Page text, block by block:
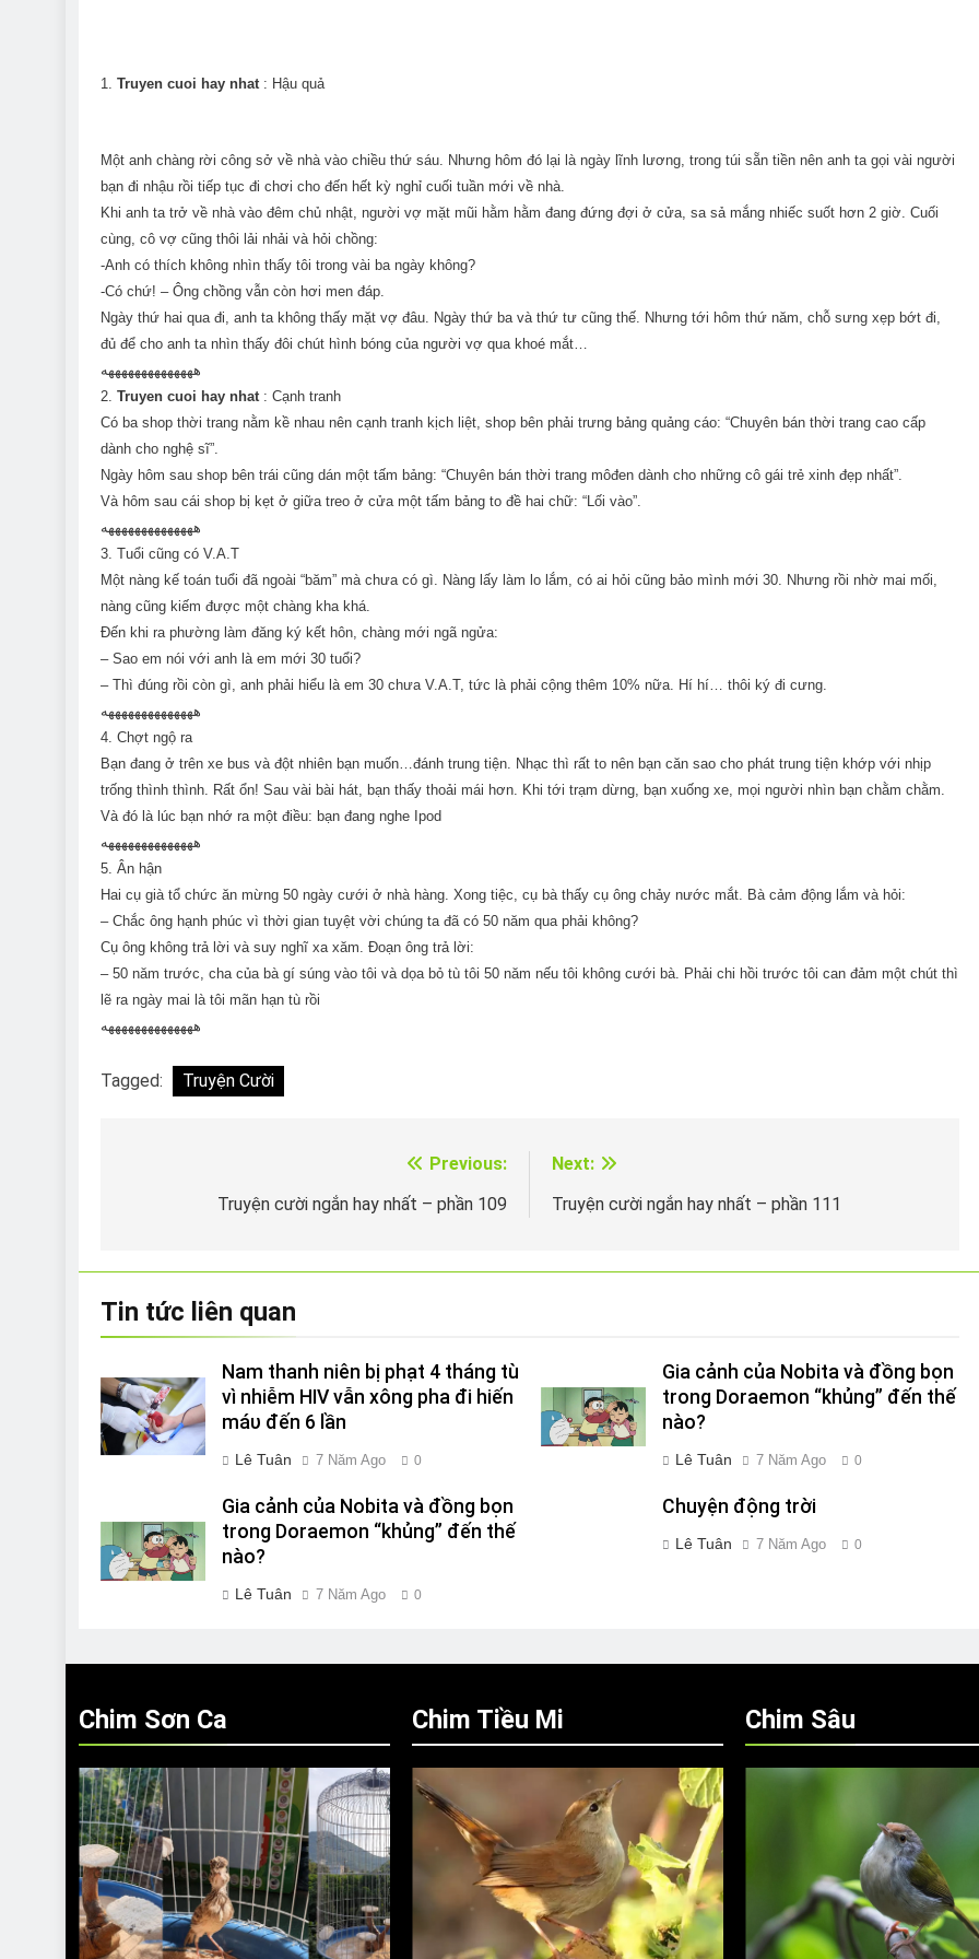
1. Truyen cuoi hay nhat: Hậu quả
Một anh chàng rời công sở về nhà vào chiều thứ sáu. Nhưng hôm đó lại là ngày lĩnh lương, trong túi sẵn tiền nên anh ta gọi vài người
bạn đi nhậu rồi tiếp tục đi chơi cho đến hết kỳ nghỉ cuối tuần mới về nhà.
Khi anh ta trở về nhà vào đêm chủ nhật, người vợ mặt mũi hằm hằm đang đứng đợi ở cửa, sa sả mắng nhiếc suốt hơn 2 giờ. Cuối
cùng, cô vợ cũng thôi lải nhải và hỏi chồng:
-Anh có thích không nhìn thấy tôi trong vài ba ngày không?
-Có chứ! – Ông chồng vẫn còn hơi men đáp.
Ngày thứ hai qua đi, anh ta không thấy mặt vợ đâu. Ngày thứ ba và thứ tư cũng thế. Nhưng tới hôm thứ năm, chỗ sưng xẹp bớt đi,
đủ để cho anh ta nhìn thấy đôi chút hình bóng của người vợ qua khoé mắt…
ههههههههههههههه
2. Truyen cuoi hay nhat : Cạnh tranh
Có ba shop thời trang nằm kề nhau nên cạnh tranh kịch liệt, shop bên phải trưng bảng quảng cáo: “Chuyên bán thời trang cao cấp
dành cho nghệ sĩ”.
Ngày hôm sau shop bên trái cũng dán một tấm bảng: “Chuyên bán thời trang môđen dành cho những cô gái trẻ xinh đẹp nhất”.
Và hôm sau cái shop bị kẹt ở giữa treo ở cửa một tấm bảng to đề hai chữ: “Lối vào”.
ههههههههههههههه
3. Tuổi cũng có V.A.T
Một nàng kế toán tuổi đã ngoài “băm” mà chưa có gì. Nàng lấy làm lo lắm, có ai hỏi cũng bảo mình mới 30. Nhưng rồi nhờ mai mối,
nàng cũng kiếm được một chàng kha khá.
Đến khi ra phường làm đăng ký kết hôn, chàng mới ngã ngửa:
– Sao em nói với anh là em mới 30 tuổi?
– Thì đúng rồi còn gì, anh phải hiểu là em 30 chưa V.A.T, tức là phải cộng thêm 10% nữa. Hí hí… thôi ký đi cưng.
ههههههههههههههه
4. Chợt ngộ ra
Bạn đang ở trên xe bus và đột nhiên bạn muốn…đánh trung tiện. Nhạc thì rất to nên bạn căn sao cho phát trung tiện khớp với nhịp
trống thình thình. Rất ổn! Sau vài bài hát, bạn thấy thoải mái hơn. Khi tới trạm dừng, bạn xuống xe, mọi người nhìn bạn chằm chằm.
Và đó là lúc bạn nhớ ra một điều: bạn đang nghe Ipod
ههههههههههههههه
5. Ân hận
Hai cụ già tổ chức ăn mừng 50 ngày cưới ở nhà hàng. Xong tiệc, cụ bà thấy cụ ông chảy nước mắt. Bà cảm động lắm và hỏi:
– Chắc ông hạnh phúc vì thời gian tuyệt vời chúng ta đã có 50 năm qua phải không?
Cụ ông không trả lời và suy nghĩ xa xăm. Đoạn ông trả lời:
– 50 năm trước, cha của bà gí súng vào tôi và dọa bỏ tù tôi 50 năm nếu tôi không cưới bà. Phải chi hồi trước tôi can đảm một chút thì
lẽ ra ngày mai là tôi mãn hạn tù rồi
ههههههههههههههه
Tagged: Truyện Cười
Previous:
Truyện cười ngắn hay nhất – phần 109
Next:
Truyện cười ngắn hay nhất – phần 111
Tin tức liên quan
Nam thanh niên bị phạt 4 tháng tù
vì nhiễm HIV vẫn xông pha đi hiến
máυ đến 6 lần
Lê Tuân 7 Năm Ago 0
Gia cảnh của Nobita và đồng bọn
trong Doraemon “khủng” đến thế
nào?
Lê Tuân 7 Năm Ago 0
Gia cảnh của Nobita và đồng bọn
trong Doraemon “khủng” đến thế
nào?
Lê Tuân 7 Năm Ago 0
Chuyện động trời
Lê Tuân 7 Năm Ago 0
Chim Sơn Ca Chim Tiều Mi Chim Sâu